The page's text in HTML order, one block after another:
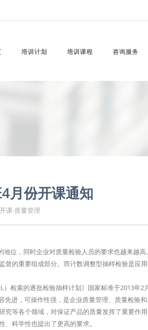
培训计划 培训课程 咨询服务
月份开课通知
课-质量管理
位，同时企业对质量检验人员的要求也越来越
的重要组成部分。而计数调整型抽样检验是应
检索的逐批检验抽样计划》国家标准于2013年2
进，可操作性强，是企业质量管理、质量检验
等各个领域，对保证产品的质量发挥了重要作
科学性也提出了更高的要求。